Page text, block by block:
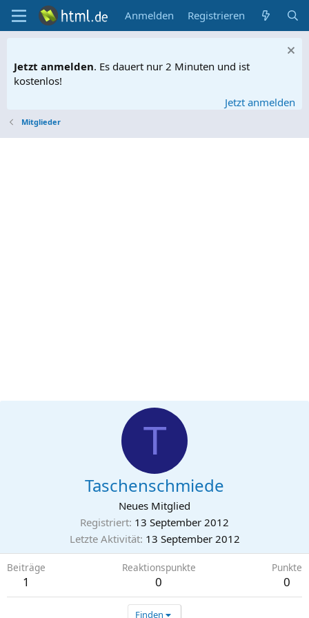
Anmelden Registrieren
Jetzt anmelden. Es dauert nur 2 Minuten und ist
kostenlos!
Jetzt anmelden
Mitglieder
T
Taschenschmiede
Neues Mitglied
Registriert 13 September 2012
Letzte Aktivität 13 September 2012
Beiträge
1
Reaktionspunkte
0
Punkte
0
Finden